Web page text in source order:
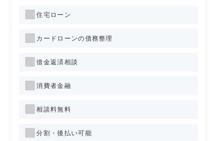
住宅ローン
カードローンの債務整理
借金返済相談
消費者金融
相談料無料
分割・後払い可能